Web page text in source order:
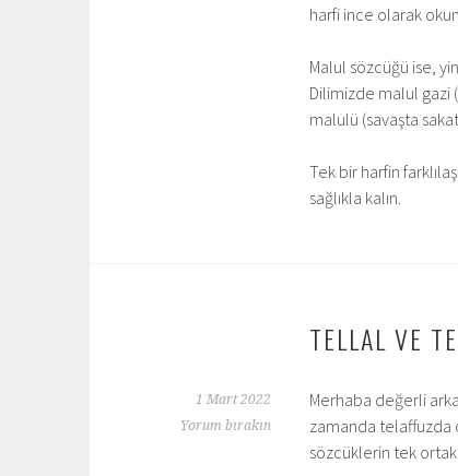
harfi ince olarak
Malul sözcüğü ise,
Dilimizde malul gazi
malulü (savaşta
Tek bir harfin
sağlıkla kalın.
TELLAL VE
1 Mart 2022
Yorum bırakın
Merhaba değerli
zamanda telaffuzda
sözcüklerin tek ortak